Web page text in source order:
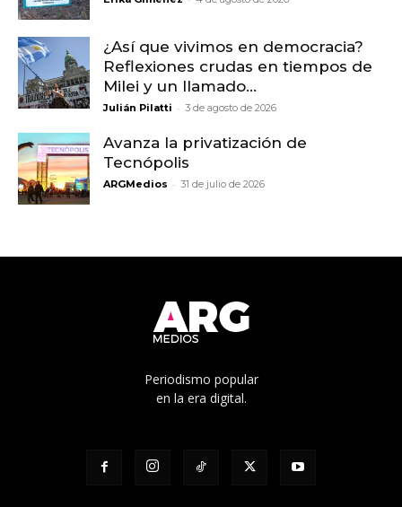
¿Así que vivimos en democracia?
Reflexiones crudas en tiempos de
Milei y un llamado...
Julián Pilatti - 3 de agosto de 2026
Avanza la privatización de
Tecnópolis
ARGMedios - 31 de julio de 2026
Periodismo popular
en la era digital.